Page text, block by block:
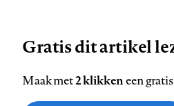
ons
op
ons
op
ons
op
ons
op
Gratis dit artikel
Maak met2 klikkeneen
Zie onze cookie policy